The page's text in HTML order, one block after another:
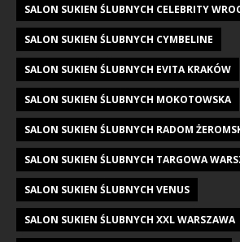
SALON SUKIEN ŚLUBNYCH CELEBRITY
SALON SUKIEN ŚLUBNYCH CYMBELINE
SALON SUKIEN ŚLUBNYCH EVITA KRAKÓW
SALON SUKIEN ŚLUBNYCH MOKOTOWSKA
SALON SUKIEN ŚLUBNYCH RADOM
SALON SUKIEN ŚLUBNYCH TARGOWA
SALON SUKIEN ŚLUBNYCH VENUS
SALON SUKIEN ŚLUBNYCH XXL WARSZAWA